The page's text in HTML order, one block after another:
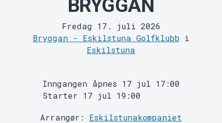
MyTickster
BRYGGAN
Fredag 17. juli 2026
Bryggan - Eskilstuna Golfklubb i
Eskilstuna
Inngangen åpnes 17 jul 17:00
Starter 17 jul 19:00
Arrangør: Eskilstunakompaniet